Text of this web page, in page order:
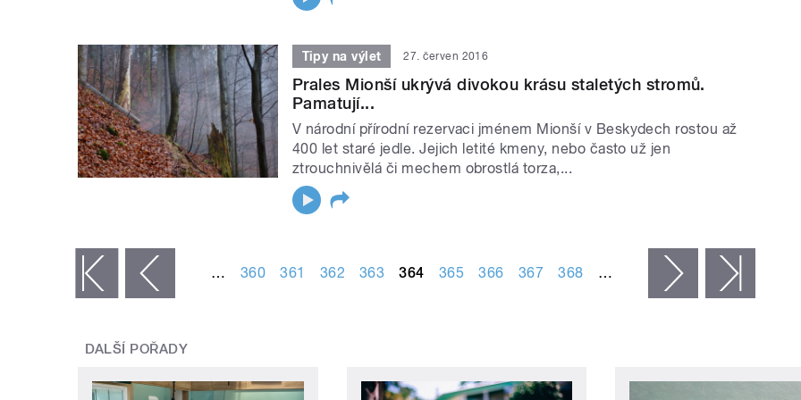
Tipy na výlet 27. červen 2016
Prales Mionší ukrývá divokou krásu staletých stromů.
Pamatují...
V národní přírodní rezervaci jménem Mionší v Beskydech rostou až
400 let staré jedle. Jejich letité kmeny, nebo často už jen
ztrouchnivělá či mechem obrostlá torza,...
‹ předchozí … 360 361 362 363 364 365 366 367 368 … následující ›
DALŠÍ POŘADY